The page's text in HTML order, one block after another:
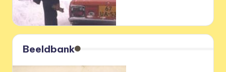
Beeldbank